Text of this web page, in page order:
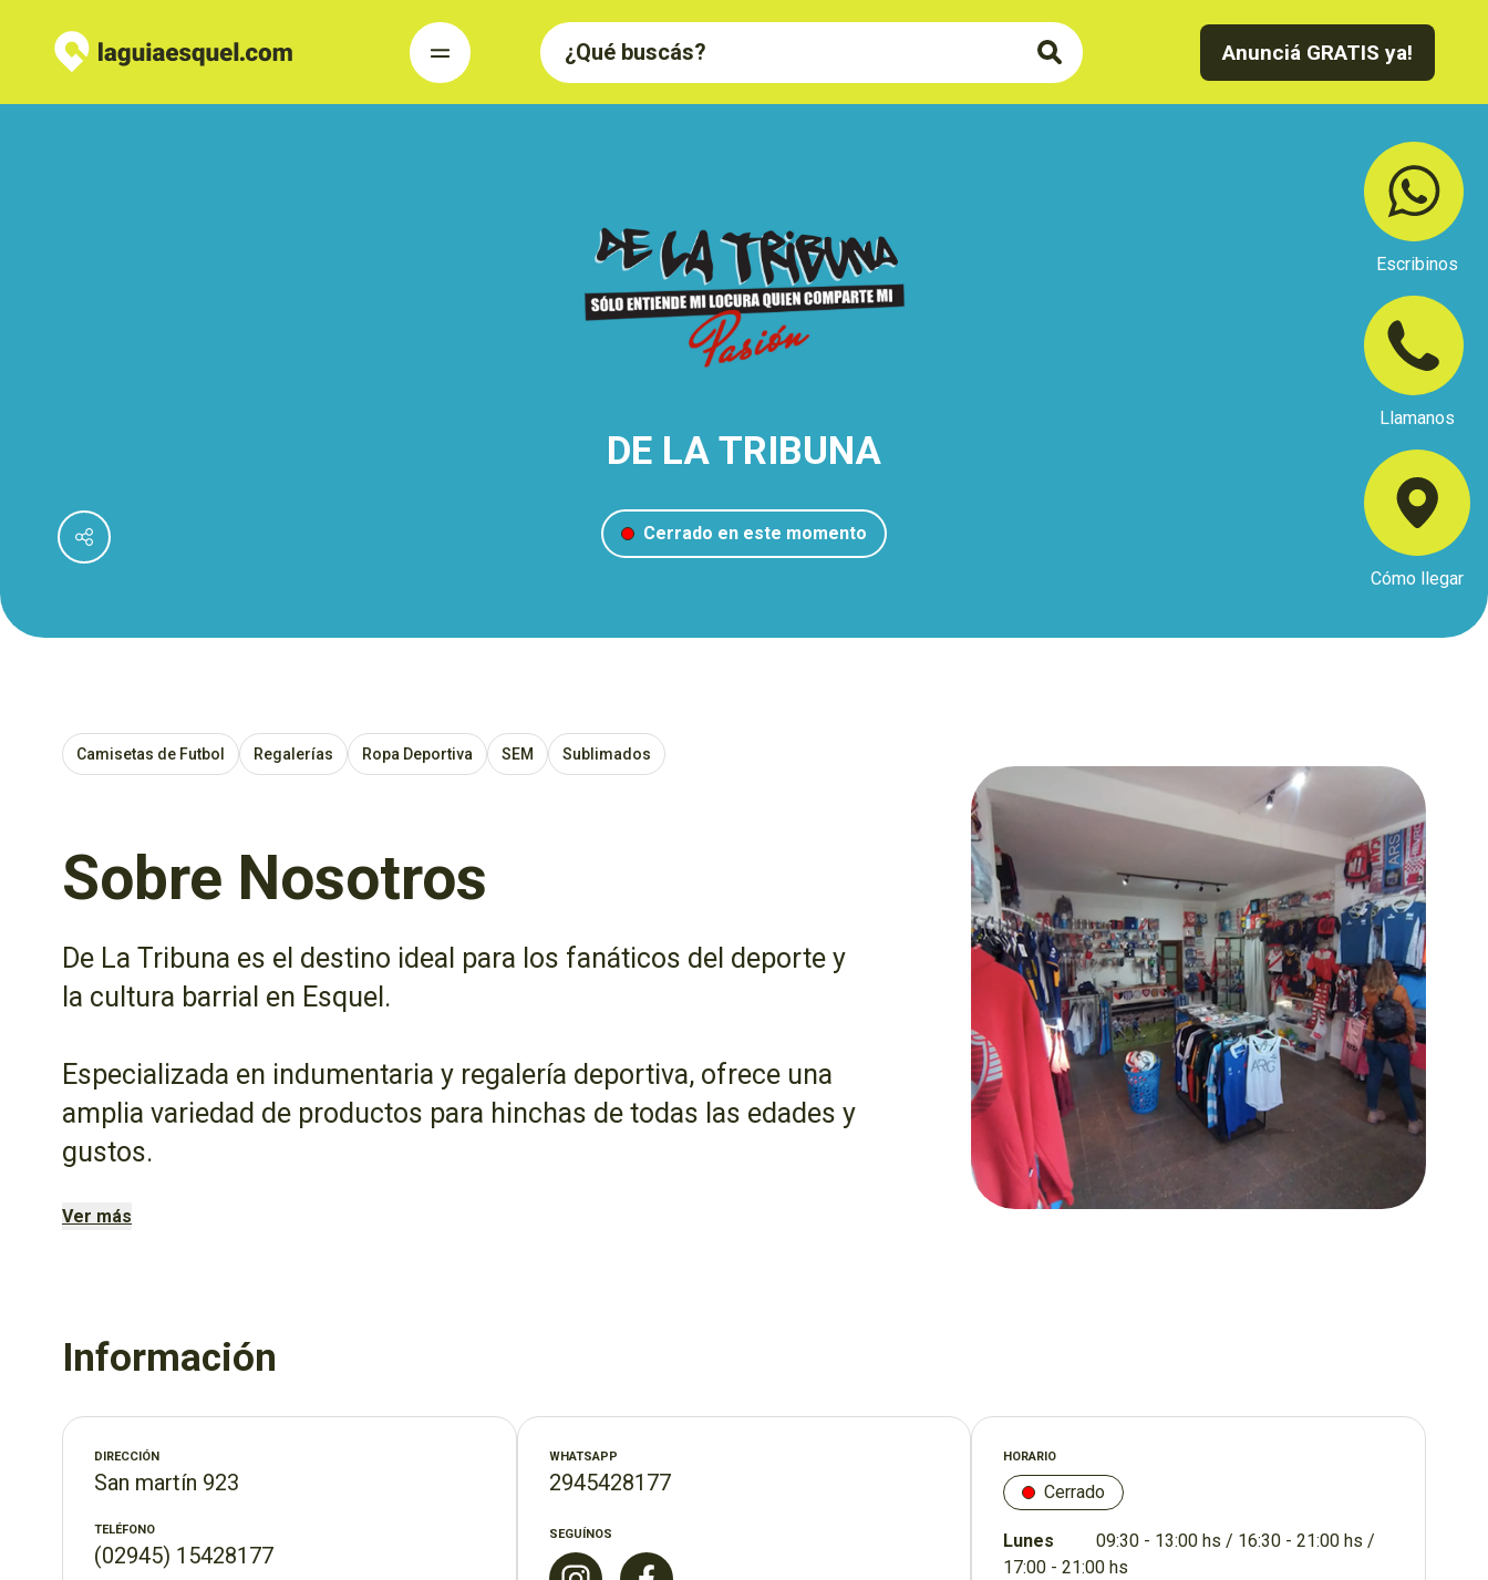
Anunciá GRATIS ya!
DE LA TRIBUNA
Cerrado en este momento
Escribinos
Llamanos
Cómo llegar
Camisetas de Futbol Regalerías Ropa Deportiva SEM Sublimados
Sobre Nosotros
De La Tribuna es el destino ideal para los fanáticos del deporte y
la cultura barrial en Esquel.
Especializada en indumentaria y regalería deportiva, ofrece una
amplia variedad de productos para hinchas de todas las edades y
gustos.
Con un enfoque en la calidad y el estilo, cada artículo está
Ver más
Información
DIRECCIÓN
San martín 923
TELÉFONO
(02945) 15428177
WHATSAPP
2945428177
SEGUÍNOS
HORARIO
Cerrado
Lunes
09:30 - 13:00 hs / 16:30 - 21:00 hs /
17:00 - 21:00 hs